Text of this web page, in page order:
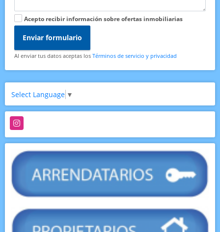
Acepto recibir información sobre ofertas inmobiliarias
Enviar formulario
Al enviar tus datos aceptas los Términos de servicio y privacidad
Select Language ▼
Instagram